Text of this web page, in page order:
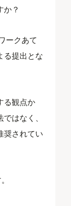
か？
ークあて
る提出とな
る観点か
はなく、
奨されてい